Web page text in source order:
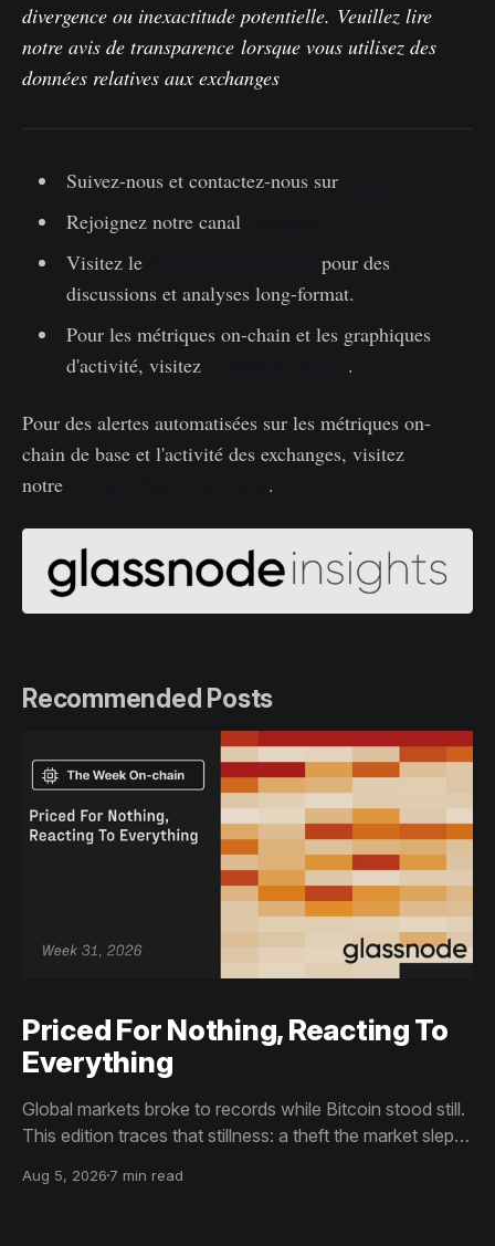
divergence ou inexactitude potentielle. Veuillez lire
notre avis de transparence lorsque vous utilisez des
données relatives aux exchanges
Suivez-nous et contactez-nous sur
Rejoignez notre canal
Visitez le
pour des
discussions et analyses long-format.
Pour les métriques on-chain et les graphiques
d'activité, visitez
.
Pour des alertes automatisées sur les métriques on-
chain de base et l'activité des exchanges, visitez
notre
.
Recommended Posts
Priced For Nothing, Reacting To
Everything
Global markets broke to records while Bitcoin stood still.
This edition traces that stillness: a theft the market slept
than capitulation, and an options market priced for
Aug 5, 2026 7 min read